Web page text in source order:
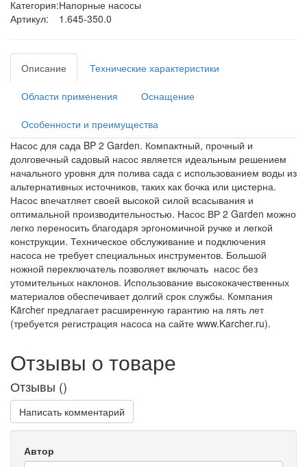
Категория:Напорные насосы
Артикул:
1.645-350.0
Описание Технические характеристики
Области применения Оснащение
Особенности и преимущества
Насос для сада BP 2 Garden. Компактный, прочный и
долговечный садовый насос является идеальным решением
начального уровня для полива сада с использованием воды из
альтернативных источников, таких как бочка или цистерна.
Насос впечатляет своей высокой силой всасывания и
оптимальной производительностью. Насос ВР 2 Garden можно
легко переносить благодаря эргономичной ручке и легкой
конструкции. Техническое обслуживание и подключения
насоса не требует специальных инструментов. Большой
ножной переключатель позволяет включать насос без
утомительных наклонов. Использование высококачественных
материалов обеспечивает долгий срок службы. Компания
Kärcher предлагает расширенную гарантию на пять лет
(требуется регистрация насоса на сайте www.Karcher.ru).
Отзывы о товаре
Отзывы ()
Написать комментарий
Автор